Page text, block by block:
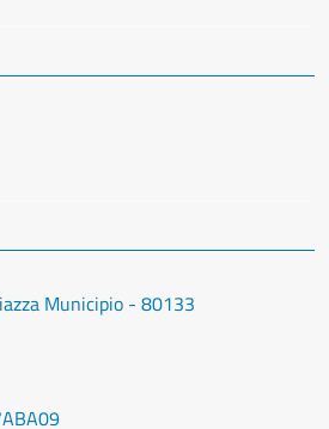
Municipio - 80133